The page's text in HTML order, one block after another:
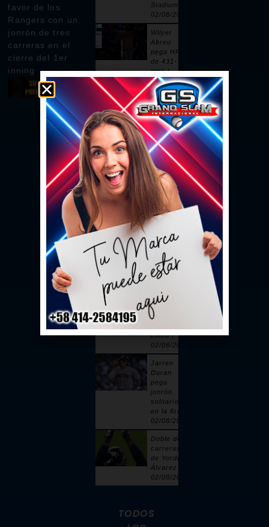
favor de los
Rangers con un
jonrón de tres
carreras en el
cierre del 1er
inning
Stadium |
02/08/2026
Wilyer
Abreu
pega HR
de 431-
pies |
02/08/2026
Pages
remolca
dos con
sencillo |
02/08/2026
Ceddanne
Rafaela
pega HR
solitario
en la 3ra |
02/08/2026
Se vacían
por un
intento de
toque |
02/08/2026
Alcántara
cuelga 6
ceros y
cinco |
02/08/2026
Jarren
Duran
pega
jonrón
solitario
en la 6ta |
02/08/2026
Doble de 2
carreras
de Yordan
Álvarez |
02/08/2026
TODOS